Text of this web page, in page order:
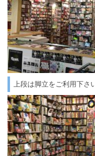
上段は脚立をご利用下さ